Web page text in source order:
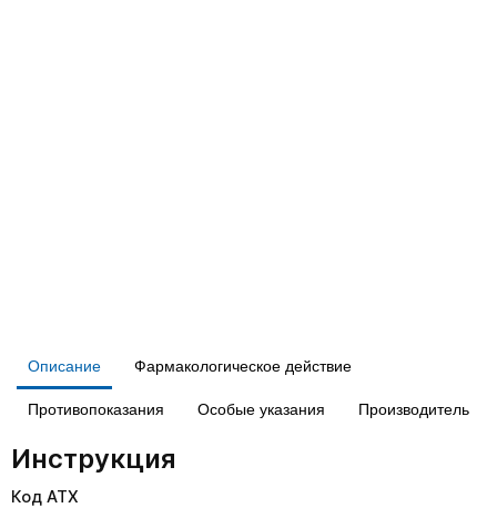
Описание Фармакологическое действие
Противопоказания Особые указания Производитель
Инструкция
Код АТХ